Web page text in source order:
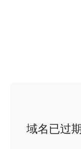
域名已过